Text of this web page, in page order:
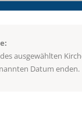
ausgewählten
Datum enden.